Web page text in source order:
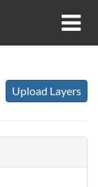
Upload Layers